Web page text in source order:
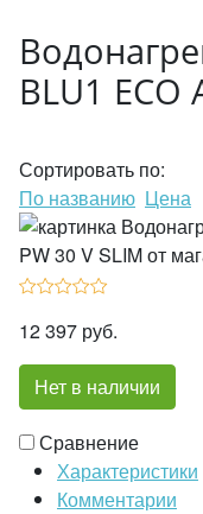
BLU1 ECO
Сортировать по:
По названию Цена
12 397 руб.
Нет в наличии
Сравнение
Характеристики
Комментарии